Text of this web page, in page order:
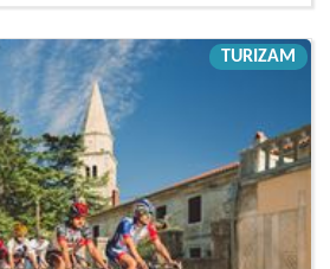
TURIZAM